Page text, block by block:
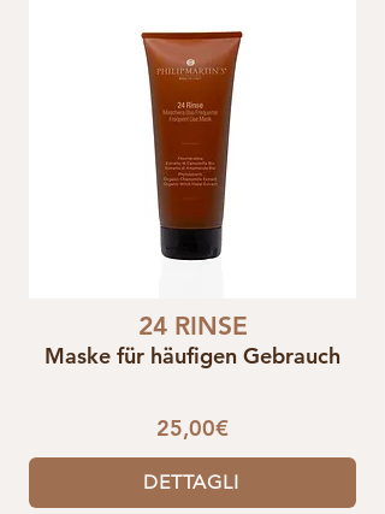
24 RINSE
Maske für häufigen Gebrauch
25,00€
DETTAGLI